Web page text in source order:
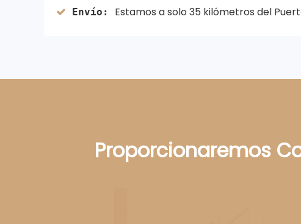
Envío: Estamos a solo 35 kilómetros del
Proporcionaremos